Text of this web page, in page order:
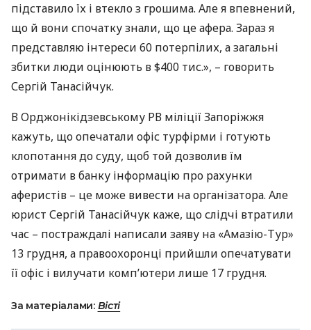
підставило їх і втекло з грошима. Але я впевнений,
що й вони спочатку знали, що це афера. Зараз я
представляю інтереси 60 потерпілих, а загальні
збитки люди оцінюють в $400 тис.», – говорить
Сергій Танасійчук.
В Орджонікідзевському РВ міліції Запоріжжя
кажуть, що опечатали офіс турфірми і готують
клопотання до суду, щоб той дозволив їм
отримати в банку інформацію про рахунки
аферистів – це може вивести на організатора. Але
юрист Сергій Танасійчук каже, що слідчі втратили
час – постраждалі написали заяву на «Амазію-Тур»
13 грудня, а правоохоронці прийшли опечатувати
її офіс і вилучати комп’ютери лише 17 грудня.
За матеріалами: Вісті